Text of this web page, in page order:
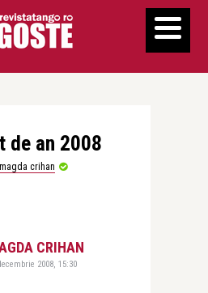
de an 2008
magda crihan
CRIHAN
2008, 15:30